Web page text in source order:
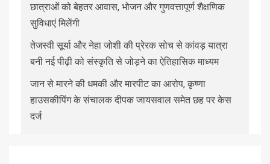
छात्राओं को बेहतर आवास, भोजन और गुणवत्तापूर्ण शैक्षणिक
सुविधाएं मिलेंगी
तेजस्वी सूर्या और नेहा जोशी की प्रेरक सोच से कांवड़ यात्रा
बनी नई पीढ़ी को संस्कृति से जोड़ने का ऐतिहासिक माध्यम
जान से मारने की धमकी और मारपीट का आरोप, कृष्णा
हाउसकीपिंग के संचालक दीपक जायसवाल समेत छह पर केस
दर्ज